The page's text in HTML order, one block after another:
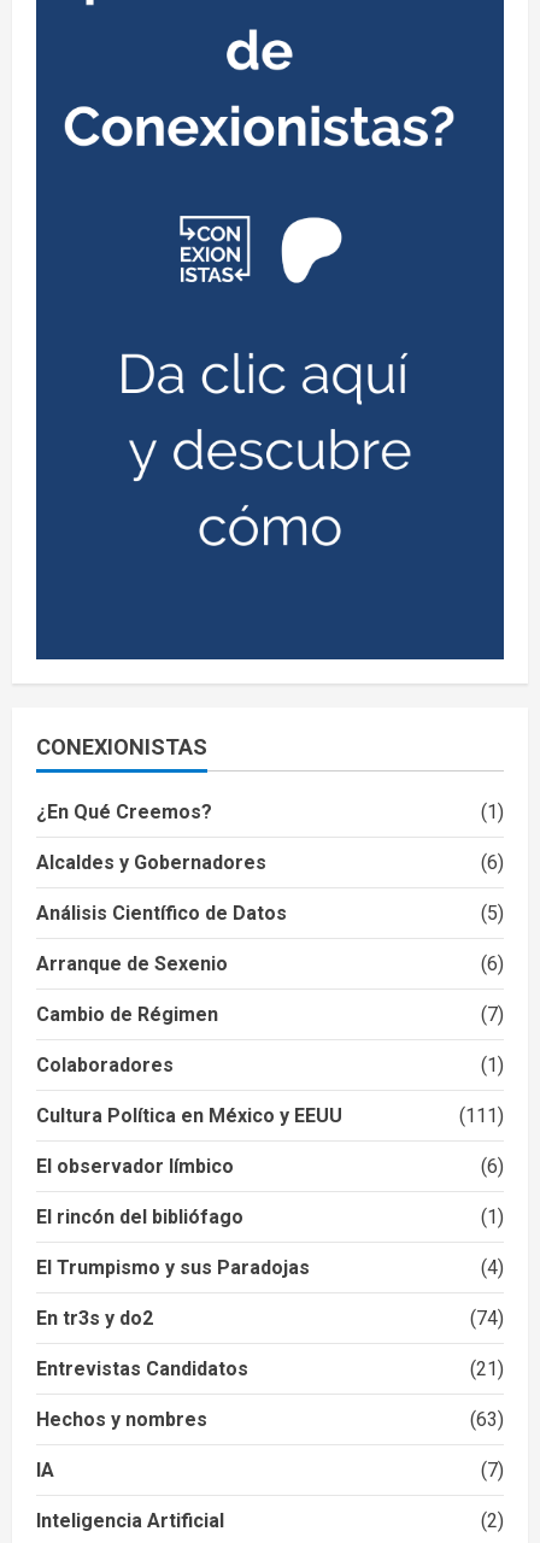
CONEXIONISTAS
¿En Qué Creemos? (1)
Alcaldes y Gobernadores (6)
Análisis Científico de Datos (5)
Arranque de Sexenio (6)
Cambio de Régimen (7)
Colaboradores (1)
Cultura Política en México y EEUU (111)
El observador límbico (6)
El rincón del bibliófago (1)
El Trumpismo y sus Paradojas (4)
En tr3s y do2 (74)
Entrevistas Candidatos (21)
Hechos y nombres (63)
IA (7)
Inteligencia Artificial (2)